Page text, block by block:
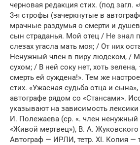
черновая редакция стих. (под загл.
3-я строфы (зачеркнутые в
мрачные раздумья о смерти и
сын страданья. Мой отец / Не знал
слезах угасла мать моя; / От них
Ненужный член в пиру людском, /
сухом; / В ней соку нет, хоть
смерть ей суждена!». Тем же
стих. «Ужасная судьба отца и
автографе рядом со «Стансами».
указывают на зависимость лексики
И. Полежаева (ср. «. член ненужный
«Живой мертвец»), В. А.
Автограф — ИРЛИ, тетр. XI. Копия —